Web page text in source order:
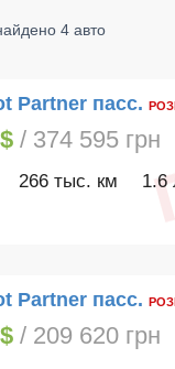
4 авто
Partner пасс.
/ 374 595 грн
266 тыс. км 1.6
Partner пасс.
/ 209 620 грн